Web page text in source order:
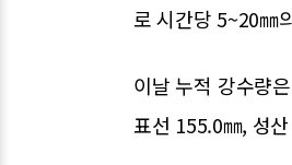
로 시간당 5~20㎜
이날 누적 강수량
표선 155.0㎜, 성